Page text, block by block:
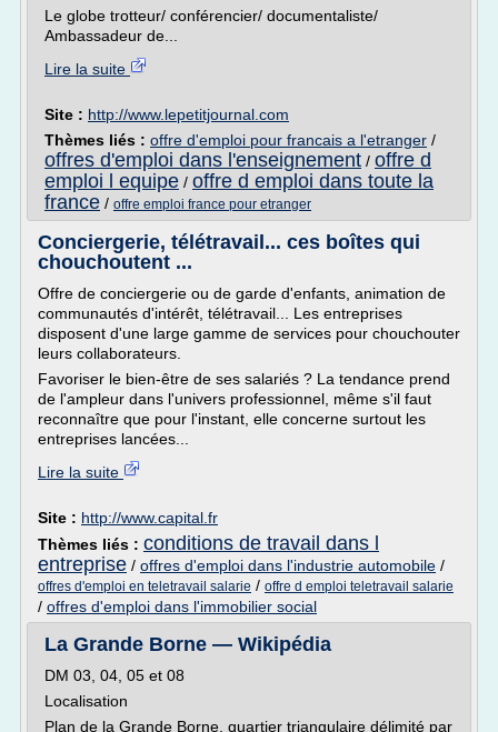
Le globe trotteur/ conférencier/ documentaliste/
Ambassadeur de...
Lire la suite
Site : http://www.lepetitjournal.com
Thèmes liés : offre d'emploi pour francais a l'etranger /
offres d'emploi dans l'enseignement / offre d
emploi l equipe / offre d emploi dans toute la
france / offre emploi france pour etranger
Conciergerie, télétravail... ces boîtes qui
chouchoutent ...
Offre de conciergerie ou de garde d'enfants, animation de
communautés d'intérêt, télétravail... Les entreprises
disposent d'une large gamme de services pour chouchouter
leurs collaborateurs.
Favoriser le bien-être de ses salariés ? La tendance prend
de l'ampleur dans l'univers professionnel, même s'il faut
reconnaître que pour l'instant, elle concerne surtout les
entreprises lancées...
Lire la suite
Site : http://www.capital.fr
Thèmes liés : conditions de travail dans l
entreprise / offres d'emploi dans l'industrie automobile /
offres d'emploi en teletravail salarie / offre d emploi teletravail salarie
/ offres d'emploi dans l'immobilier social
La Grande Borne — Wikipédia
DM 03, 04, 05 et 08
Localisation
Plan de la Grande Borne, quartier triangulaire délimité par